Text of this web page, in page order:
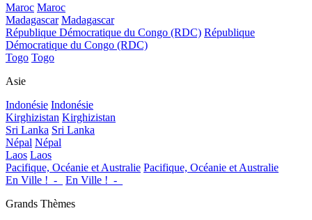
Maroc Maroc
Madagascar Madagascar
République Démocratique du Congo (RDC) République
Démocratique du Congo (RDC)
Togo Togo
Asie
Indonésie Indonésie
Kirghizistan Kirghizistan
Sri Lanka Sri Lanka
Népal Népal
Laos Laos
Pacifique, Océanie et Australie Pacifique, Océanie et Australie
En Ville !_-_
En Ville !_-_
Grands Thèmes